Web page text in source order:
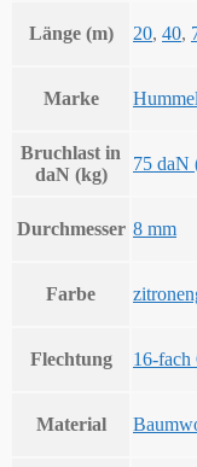
Länge (m) 20, 40,
Marke
Bruchlast in
daN (kg)
75 daN
Durchmesser 8 mm
Farbe
Flechtung 16-fach
Material